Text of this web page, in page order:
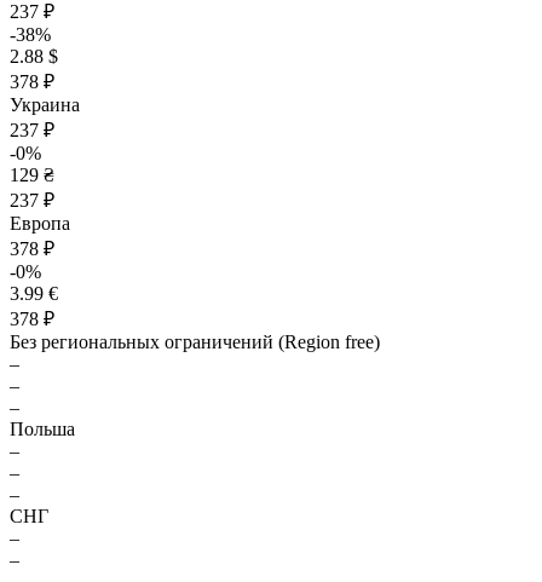
237 ₽
-38%
2.88 $
378 ₽
Украина
237 ₽
-0%
129 ₴
237 ₽
Европа
378 ₽
-0%
3.99 €
378 ₽
Без региональных ограничений (Region free)
–
–
–
Польша
–
–
–
СНГ
–
–